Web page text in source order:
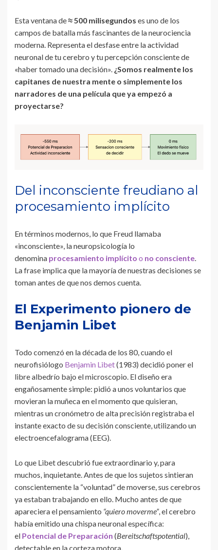
Esta ventana de≈ 500 milisegundos es uno de los
campos de batalla más fascinantes de la neurociencia
moderna. Representa el desfase entre la actividad
neuronal de tu cerebro y tu percepción consciente de
«haber tomado una decisión». ¿Somos realmente los
capitanes de nuestra mente o simplemente los
narradores de una película que ya empezó a
proyectarse?
Del inconsciente freudiano al
procesamiento implícito
En términos modernos, lo que Freud llamaba
«inconsciente», la neuropsicología lo
denomina procesamiento implícito o no consciente
La frase implica que la mayoría de nuestras decisiones se
toman antes de que nos demos cuenta.
El Experimento pionero de
Benjamin Libet
Todo comenzó en la década de los 80, cuando el
neurofisiólogo Benjamin Libet(1983) decidió poner el
libre albedrío bajo el microscopio. El diseño era
engañosamente simple: pidió a unos voluntarios que
movieran la muñeca en el momento que quisieran,
mientras un cronómetro de alta precisión registraba el
instante exacto de su decisión consciente, utilizando un
electroencefalograma (EEG).
Lo que Libet descubrió fue extraordinario y, para
muchos, inquietante. Antes de que los sujetos sintieran
conscientemente la “voluntad” de moverse, sus cerebros
ya estaban trabajando en ello. Mucho antes de que
apareciera el pensamiento “quiero moverme”, el cerebro
había emitido una chispa neuronal específica:
el Potencial de Preparación (Bereitschaftspotential),
detectable en la corteza motora.